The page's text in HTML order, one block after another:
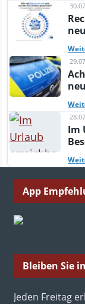
Im
App
Bleiben Sie
Jeden Freitag